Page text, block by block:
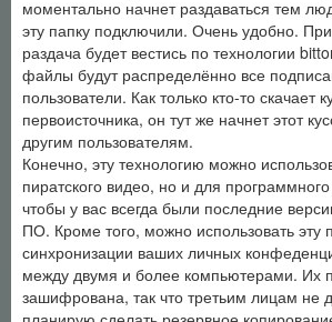
моментально начнет раздаваться тем
эту папку подключили. Очень удобно.
раздача будет вестись по технологии
файлы будут распределённо все
пользователи. Как только кто-то скачает
первоисточника, он тут же начнет этот
другим пользователям.
Конечно, эту технологию можно
пиратского видео, но и для
чтобы у вас всегда были последние
ПО. Кроме того, можно использовать эту
синхронизации ваших личных
между двумя и более компьютерами. Их
зашифрована, так что третьим лицам не